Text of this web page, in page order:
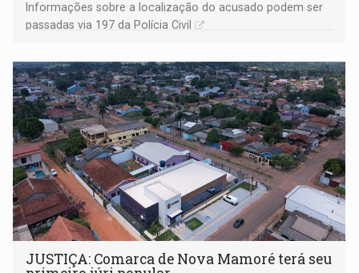
Informações sobre a localização do acusado podem ser
passadas via 197 da Polícia Civil
JUSTIÇA: Comarca de Nova Mamoré terá seu